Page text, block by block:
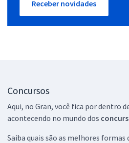
Receber novidades
Concursos
Aqui, no Gran, você fica por dentro
acontecendo no mundo dos
Saiba quais são as melhores formas